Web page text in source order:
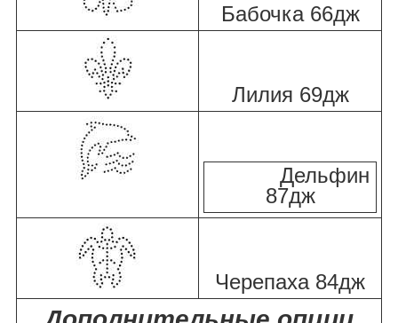
Бабочка 66дж
Лилия 69дж
Дельфин
87дж
Черепаха 84дж